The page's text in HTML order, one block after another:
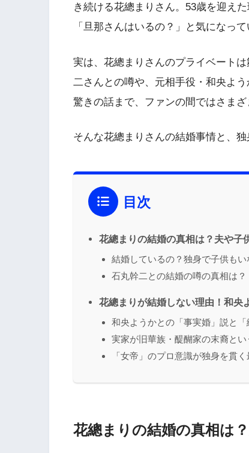
き続ける花總まりさん。53歳を迎え
「旦那さんはいるの？」と気になっ
実は、花總まりさんのプライベート
二さんとの噂や、元相手役・和央よ
驚きの話まで、ファンの間ではさま
そんな花總まりさんの結婚事情と、
目次
花總まりの結婚の真相は？夫や子
結婚しているの？独身で子供も
石丸幹二との結婚の噂の真相は？
花總まりが結婚しない理由！和央
和央ようかとの「事実婚」説と「
実家が旧華族・醍醐家の末裔とい
「女帝」のプロ意識が独身を貫
花總まりの結婚の真相は